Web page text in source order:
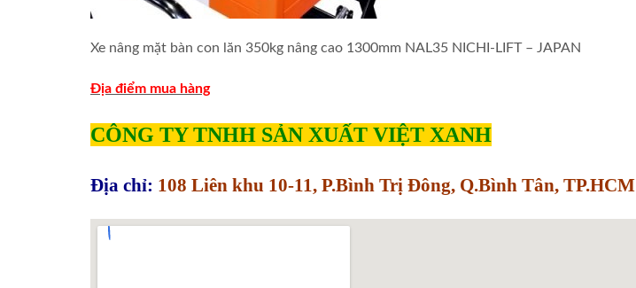
Xe nâng mặt bàn con lăn 350kg nâng cao 1300mm NAL35 NICHI-LIFT – JAPAN
Địa điểm mua hàng
CÔNG TY TNHH SẢN XUẤT VIỆT XANH
Địa chỉ: 108 Liên khu 10-11, P.Bình Trị Đông, Q.Bình Tân, TP.HCM